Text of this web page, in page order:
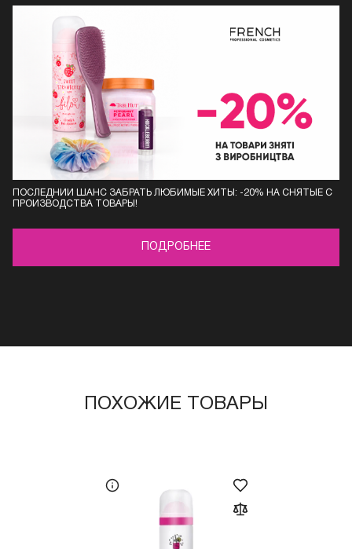
ПОСЛЕДНИЙ ШАНС ЗАБРАТЬ ЛЮБИМЫЕ ХИТЫ: -20% НА СНЯТЫЕ С
ПРОИЗВОДСТВА ТОВАРЫ!
ПОДРОБНЕЕ
ПОХОЖИЕ ТОВАРЫ